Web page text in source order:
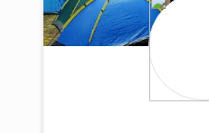
y con ello puedan
sus procesos de
capacitación de
un inventario de
venta y comenzar a